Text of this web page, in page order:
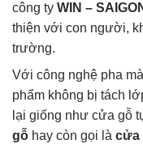
công ty WIN –
thiện với con người,
trường.
Với công nghệ pha
phẩm không bị tách
lại giống như cửa gỗ
gỗ hay còn gọi là cửa